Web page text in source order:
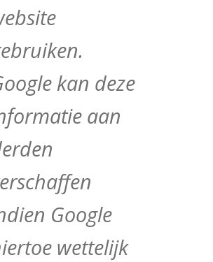
kan deze
aan
Google
wettelijk